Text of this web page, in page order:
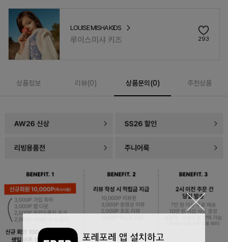
LOUISE MISHA KIDS
루이스미샤 키즈 293
상품정보 리뷰(0) 상품문의(0) 추천상품